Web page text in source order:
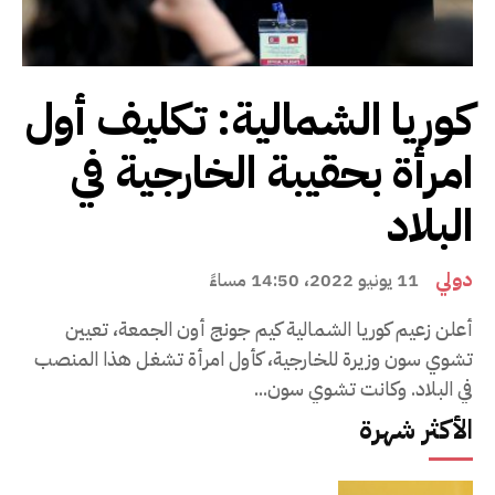
كوريا الشمالية: تكليف أول
امرأة بحقيبة الخارجية في
البلاد
دولي 11 يونيو 2022، 14:50 مساءً
أعلن زعيم كوريا الشمالية كيم جونج أون الجمعة، تعيين
تشوي سون وزيرة للخارجية، كأول امرأة تشغل هذا المنصب
في البلاد. وكانت تشوي سون...
الأكثر شهرة